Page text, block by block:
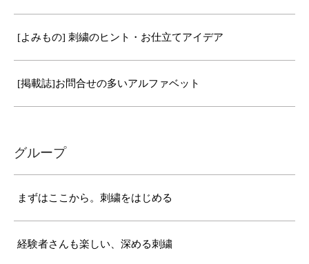
[よみもの] 刺繍のヒント・お仕立てアイデア
[掲載誌]お問合せの多いアルファベット
グループ
まずはここから。刺繍をはじめる
経験者さんも楽しい、深める刺繍